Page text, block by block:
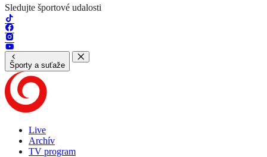
Sledujte športové udalosti
Športy a suťaže
Live
Archív
TV program